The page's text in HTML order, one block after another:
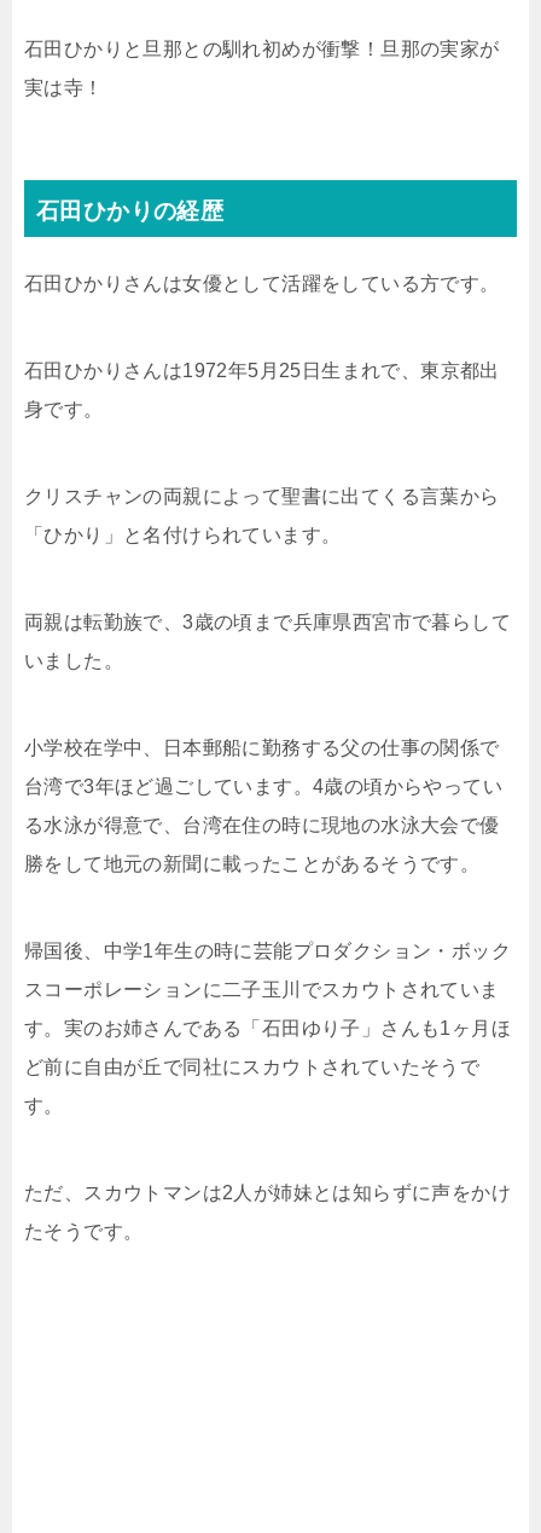
石田ひかりと旦那との馴れ初めが衝撃！旦那の実家が
実は寺！
石田ひかりの経歴
石田ひかりさんは女優として活躍をしている方です。
石田ひかりさんは1972年5月25日生まれで、東京都出
身です。
クリスチャンの両親によって聖書に出てくる言葉から
「ひかり」と名付けられています。
両親は転勤族で、3歳の頃まで兵庫県西宮市で暮らして
いました。
小学校在学中、日本郵船に勤務する父の仕事の関係で
台湾で3年ほど過ごしています。4歳の頃からやってい
る水泳が得意で、台湾在住の時に現地の水泳大会で優
勝をして地元の新聞に載ったことがあるそうです。
帰国後、中学1年生の時に芸能プロダクション・ボック
スコーポレーションに二子玉川でスカウトされていま
す。実のお姉さんである「石田ゆり子」さんも1ヶ月ほ
ど前に自由が丘で同社にスカウトされていたそうで
す。
ただ、スカウトマンは2人が姉妹とは知らずに声をかけ
たそうです。